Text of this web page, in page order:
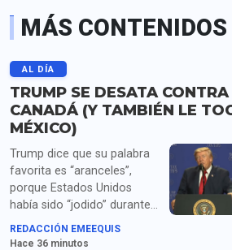
MÁS CONTENIDOS
AL DÍA
TRUMP SE DESATA CONTRA
CANADÁ (Y TAMBIÉN LE
MÉXICO)
Trump dice que su palabra
favorita es “aranceles”,
porque Estados Unidos
había sido “jodido” durante
años por China, Japón,
Corea del Sur, Alemania,
REDACCIÓN EMEEQUIS
Hace 36 minutos